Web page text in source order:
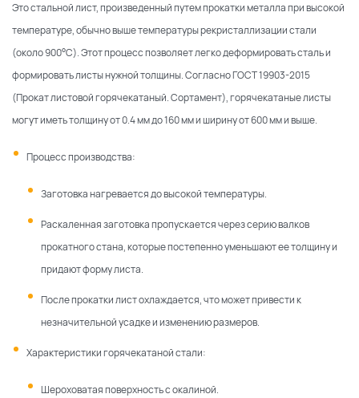
Это стальной лист, произведенный путем прокатки металла при высокой
температуре, обычно выше температуры рекристаллизации стали
(около 900°C). Этот процесс позволяет легко деформировать сталь и
формировать листы нужной толщины. Согласно ГОСТ 19903-2015
(Прокат листовой горячекатаный. Сортамент), горячекатаные листы
могут иметь толщину от 0.4 мм до 160 мм и ширину от 600 мм и выше.
Процесс производства:
Заготовка нагревается до высокой температуры.
Раскаленная заготовка пропускается через серию валков
прокатного стана, которые постепенно уменьшают ее толщину и
придают форму листа.
После прокатки лист охлаждается, что может привести к
незначительной усадке и изменению размеров.
Характеристики горячекатаной стали:
Шероховатая поверхность с окалиной.